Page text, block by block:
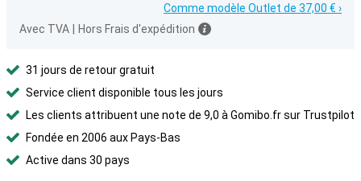
Comme modèle Outlet de 37,00 € ›
Avec TVA
Hors Frais d'expédition
31 jours de retour gratuit
Service client disponible tous les jours
Les clients attribuent une note de 9,0 à Gomibo.fr sur Trustpilot
Fondée en 2006 aux Pays-Bas
Active dans 30 pays